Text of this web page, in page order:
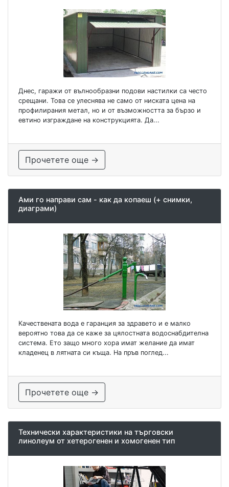
Днес, гаражи от вълнообразни подови настилки са често
срещани. Това се улеснява не само от ниската цена на
профилирания метал, но и от възможността за бързо и
евтино изграждане на конструкцията. Да...
Прочетете още →
Ами го направи сам - как да копаеш (+ снимки,
диаграми)
Качествената вода е гаранция за здравето и е малко
вероятно това да се каже за цялостната водоснабдителна
система. Ето защо много хора имат желание да имат
кладенец в лятната си къща. На пръв поглед...
Прочетете още →
Технически характеристики на търговски
линолеум от хетерогенен и хомогенен тип